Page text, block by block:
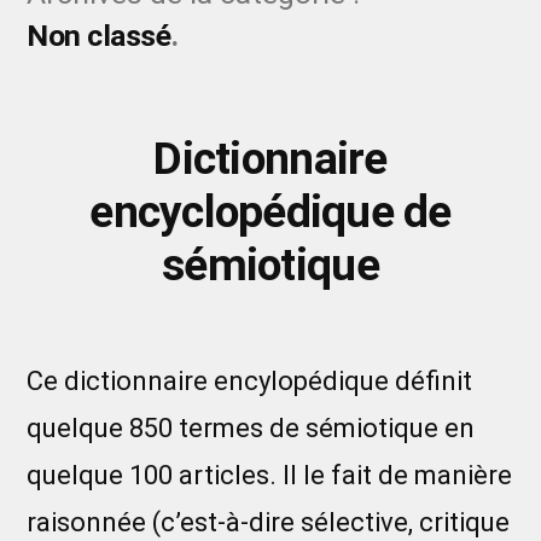
Non classé
Dictionnaire
encyclopédique de
sémiotique
Ce dictionnaire encylopédique définit
quelque 850 termes de sémiotique en
quelque 100 articles. Il le fait de manière
raisonnée (c’est-à-dire sélective, critique